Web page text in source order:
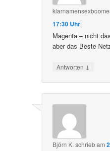
17:30 Uhr:
Magenta – nicht
aber das Beste
Antworten ↓
Björn K. schriebam